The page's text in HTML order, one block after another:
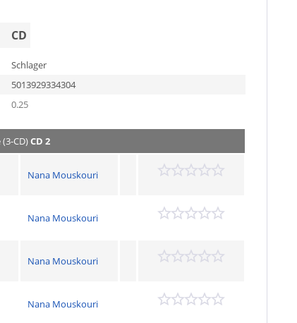
CD
Schlager
5013929334304
0.25
CD)CD 2
Nana Mouskouri
Nana Mouskouri
Nana Mouskouri
Nana Mouskouri